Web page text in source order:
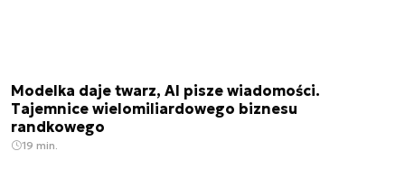
Modelka daje twarz, AI pisze wiadomości.
Tajemnice wielomiliardowego biznesu
randkowego
19 min.